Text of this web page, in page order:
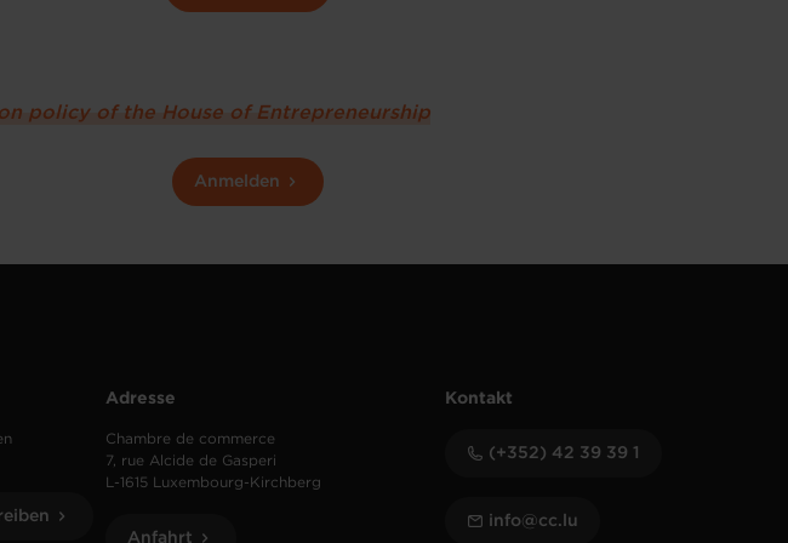
policy of the House of Entrepreneurship
Anmelden
Adresse
Chambre de commerce
7, rue Alcide de Gasperi
L-1615 Luxembourg-Kirchberg
Anfahrt
Kontakt
(+352) 42 39 39 1
info@cc.lu